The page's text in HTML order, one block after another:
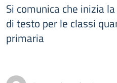
Si comunica che inizia
di testo per le classi
primaria